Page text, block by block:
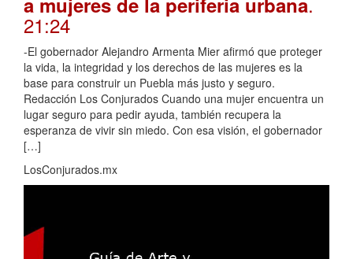
21:24
-El gobernador Alejandro Armenta Mier afirmó que proteger
la vida, la integridad y los derechos de las mujeres es la
base para construir un Puebla más justo y seguro.
Redacción Los Conjurados Cuando una mujer encuentra un
lugar seguro para pedir ayuda, también recupera la
esperanza de vivir sin miedo. Con esa visión, el gobernador
[…]
LosConjurados.mx